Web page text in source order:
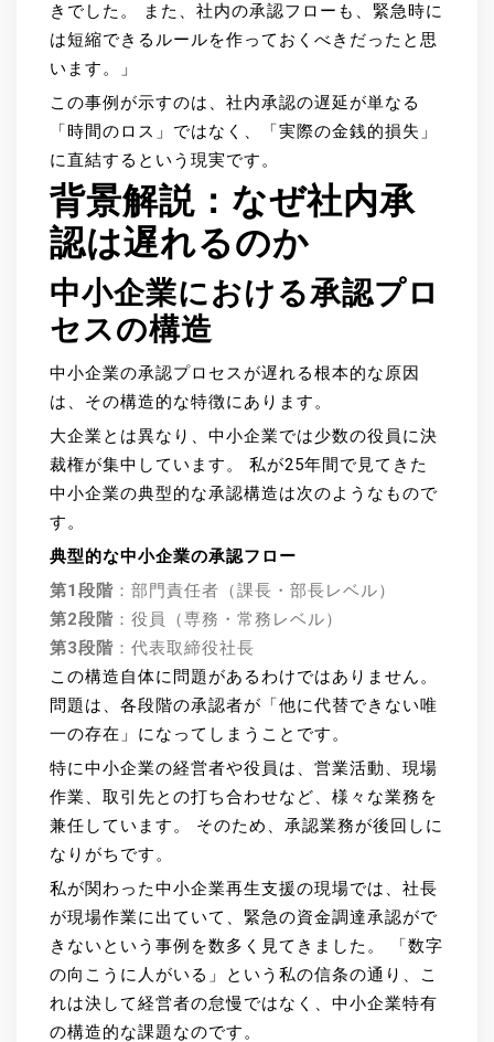
きでした。 また、社内の承認フローも、緊急時に
は短縮できるルールを作っておくべきだったと思
います。」
この事例が示すのは、社内承認の遅延が単なる
「時間のロス」ではなく、「実際の金銭的損失」
に直結するという現実です。
背景解説：なぜ社内承
認は遅れるのか
中小企業における承認プロ
セスの構造
中小企業の承認プロセスが遅れる根本的な原因
は、その構造的な特徴にあります。
大企業とは異なり、中小企業では少数の役員に決
裁権が集中しています。 私が25年間で見てきた
中小企業の典型的な承認構造は次のようなもので
す。
典型的な中小企業の承認フロー
第1段階 ：部門責任者（課長・部長レベル）
第2段階 ：役員（専務・常務レベル）
第3段階 ：代表取締役社長
この構造自体に問題があるわけではありません。
問題は、各段階の承認者が「他に代替できない唯
一の存在」になってしまうことです。
特に中小企業の経営者や役員は、営業活動、現場
作業、取引先との打ち合わせなど、様々な業務を
兼任しています。 そのため、承認業務が後回しに
なりがちです。
私が関わった中小企業再生支援の現場では、社長
が現場作業に出ていて、緊急の資金調達承認がで
きないという事例を数多く見てきました。 「数字
の向こうに人がいる」という私の信条の通り、こ
れは決して経営者の怠慢ではなく、中小企業特有
の構造的な課題なのです。